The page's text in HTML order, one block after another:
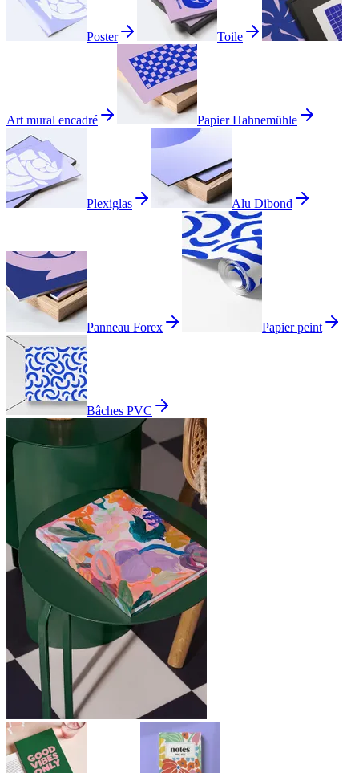
Poster Toile
Art mural encadré Papier Hahnemühle
Plexiglas Alu Dibond
Panneau Forex Papier peint
Bâches PVC